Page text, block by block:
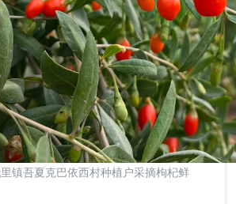
镇吾夏克巴依西村种植户采摘枸杞鲜